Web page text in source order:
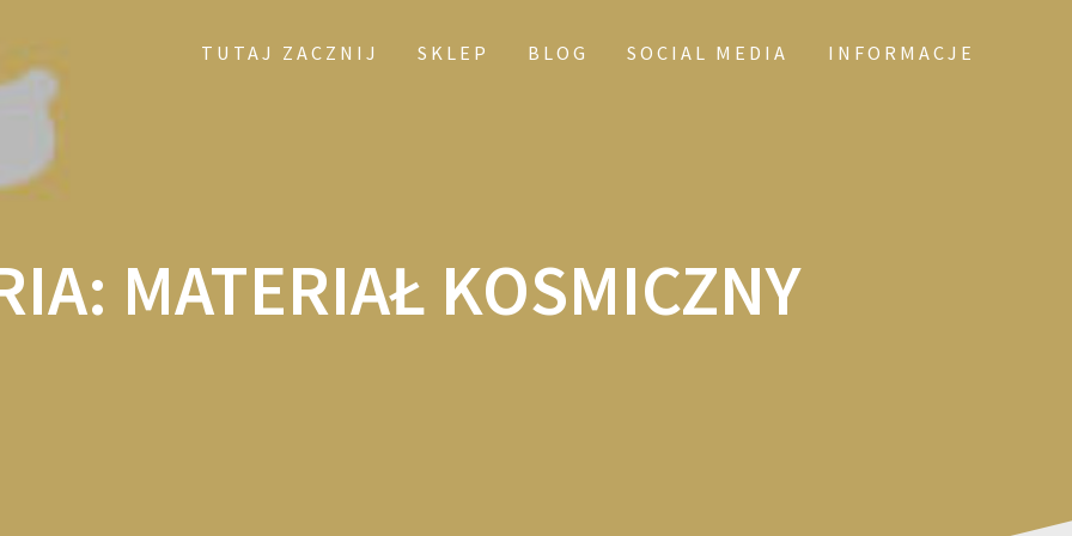
TUTAJ ZACZNIJ SKLEP BLOG SOCIAL MEDIA INFORMACJE
MATERIAŁ KOSMICZNY